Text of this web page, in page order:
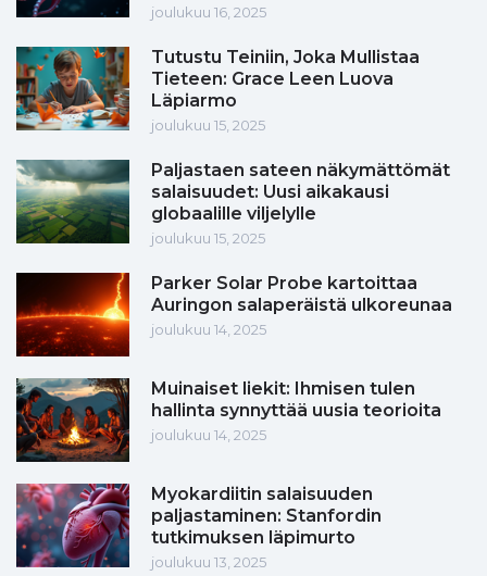
joulukuu 16, 2025
Tutustu Teiniin, Joka Mullistaa
Tieteen: Grace Leen Luova
Läpiarmo
joulukuu 15, 2025
Paljastaen sateen näkymättömät
salaisuudet: Uusi aikakausi
globaalille viljelylle
joulukuu 15, 2025
Parker Solar Probe kartoittaa
Auringon salaperäistä ulkoreunaa
joulukuu 14, 2025
Muinaiset liekit: Ihmisen tulen
hallinta synnyttää uusia teorioita
joulukuu 14, 2025
Myokardiitin salaisuuden
paljastaminen: Stanfordin
tutkimuksen läpimurto
joulukuu 13, 2025